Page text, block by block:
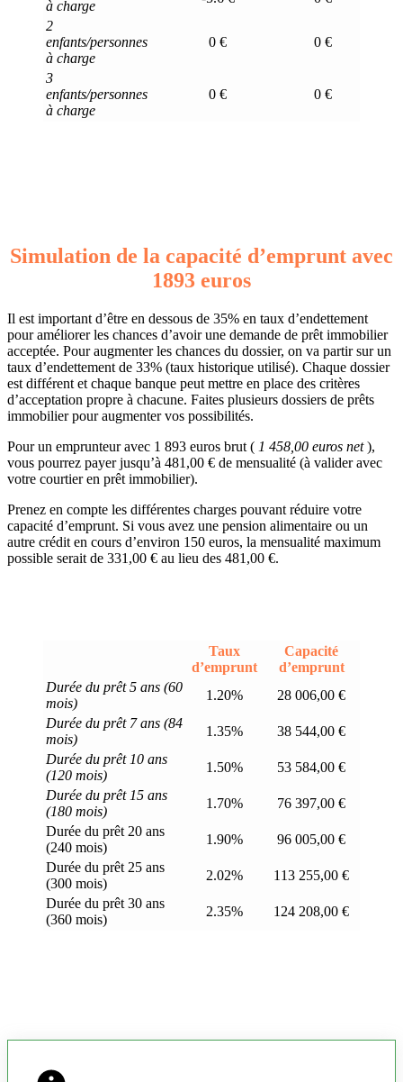
à charge
2
enfants/personnes
à charge
0 € 0 €
3
enfants/personnes
à charge
0 € 0 €
Simulation de la capacité d’emprunt avec
1893 euros
Il est important d’être en dessous de 35% en taux d’endettement
pour améliorer les chances d’avoir une demande de prêt immobilier
acceptée. Pour augmenter les chances du dossier, on va partir sur un
taux d’endettement de 33% (taux historique utilisé). Chaque dossier
est différent et chaque banque peut mettre en place des critères
d’acceptation propre à chacune. Faites plusieurs dossiers de prêts
immobilier pour augmenter vos possibilités.
Pour un emprunteur avec 1 893 euros brut ( 1 458,00 euros net),
vous pourrez payer jusqu’à 481,00 € de mensualité (à valider avec
votre courtier en prêt immobilier).
Prenez en compte les différentes charges pouvant réduire votre
capacité d’emprunt. Si vous avez une pension alimentaire ou un
autre crédit en cours d’environ 150 euros, la mensualité maximum
possible serait de 331,00 € au lieu des 481,00 €.
Taux
d’emprunt
Capacité
d’emprunt
Durée du prêt 5 ans (60
mois)
1.20%
28 006,00 €
Durée du prêt 7 ans (84
mois)
1.35%
38 544,00 €
Durée du prêt 10 ans
(120 mois)
1.50%
53 584,00 €
Durée du prêt 15 ans
(180 mois)
1.70%
76 397,00 €
Durée du prêt 20 ans
(240 mois)
1.90%
96 005,00 €
Durée du prêt 25 ans
(300 mois)
2.02%
113 255,00 €
Durée du prêt 30 ans
(360 mois)
2.35% 124 208,00 €